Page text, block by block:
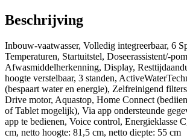
Beschrijving
Inbouw-vaatwasser, Volledig integreerbaar, 6
Temperaturen, Startuitstel, Doseerassistent/-
Afwasmiddelherkenning, Display,
hoogte verstelbaar, 3 standen,
(bespaart water en energie), Zelfreinigend
Drive motor, Aquastop, Home Connect
of Tablet mogelijk), Via app ondersteunde
app te bedienen, Voice control, Energieklasse
cm, netto hoogte: 81,5 cm, netto diepte: 55 cm